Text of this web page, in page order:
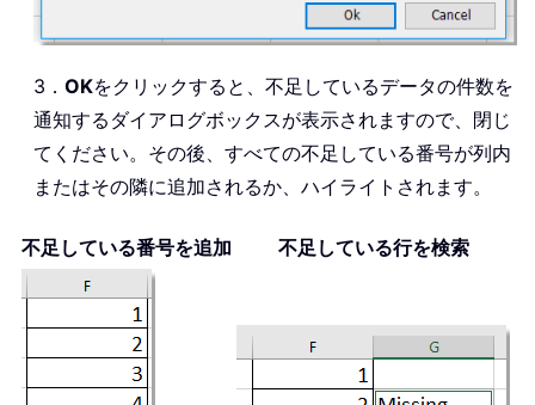
3． OKをクリックすると、不足しているデータの件数を
通知するダイアログボックスが表示されますので、閉じ
てください。その後、すべての不足している番号が列内
またはその隣に追加されるか、ハイライトされます。
不足している番号を追加 不足している行を検索